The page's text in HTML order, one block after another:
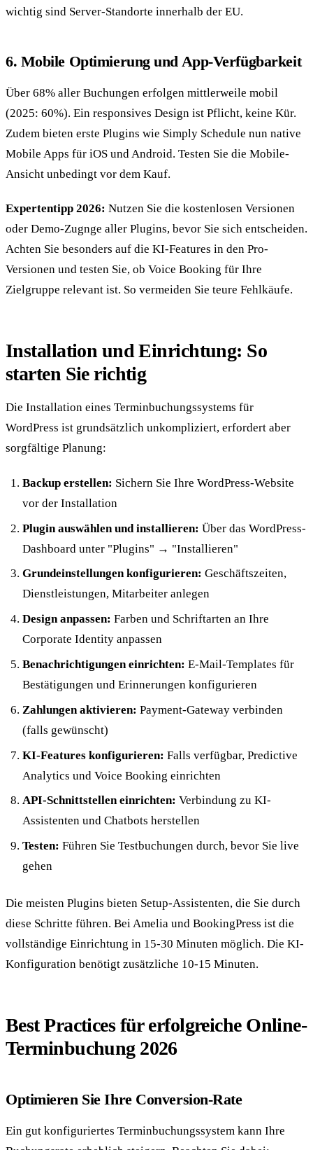
wichtig sind Server-Standorte innerhalb der EU.
6. Mobile Optimierung und App-Verfügbarkeit
Über 68% aller Buchungen erfolgen mittlerweile mobil
(2025: 60%). Ein responsives Design ist Pflicht, keine Kür.
Zudem bieten erste Plugins wie Simply Schedule nun native
Mobile Apps für iOS und Android. Testen Sie die Mobile-
Ansicht unbedingt vor dem Kauf.
Expertentipp 2026: Nutzen Sie die kostenlosen Versionen
oder Demo-Zugnge aller Plugins, bevor Sie sich entscheiden.
Achten Sie besonders auf die KI-Features in den Pro-
Versionen und testen Sie, ob Voice Booking für Ihre
Zielgruppe relevant ist. So vermeiden Sie teure Fehlkäufe.
Installation und Einrichtung: So
starten Sie richtig
Die Installation eines Terminbuchungssystems für
WordPress ist grundsätzlich unkompliziert, erfordert aber
sorgfältige Planung:
Backup erstellen: Sichern Sie Ihre WordPress-Website
vor der Installation
Plugin auswählen und installieren: Über das WordPress-
Dashboard unter "Plugins" → "Installieren"
Grundeinstellungen konfigurieren: Geschäftszeiten,
Dienstleistungen, Mitarbeiter anlegen
Design anpassen: Farben und Schriftarten an Ihre
Corporate Identity anpassen
Benachrichtigungen einrichten: E-Mail-Templates für
Bestätigungen und Erinnerungen konfigurieren
Zahlungen aktivieren: Payment-Gateway verbinden
(falls gewünscht)
KI-Features konfigurieren: Falls verfügbar, Predictive
Analytics und Voice Booking einrichten
API-Schnittstellen einrichten: Verbindung zu KI-
Assistenten und Chatbots herstellen
Testen: Führen Sie Testbuchungen durch, bevor Sie live
gehen
Die meisten Plugins bieten Setup-Assistenten, die Sie durch
diese Schritte führen. Bei Amelia und BookingPress ist die
vollständige Einrichtung in 15-30 Minuten möglich. Die KI-
Konfiguration benötigt zusätzliche 10-15 Minuten.
Best Practices für erfolgreiche Online-
Terminbuchung 2026
Optimieren Sie Ihre Conversion-Rate
Ein gut konfiguriertes Terminbuchungssystem kann Ihre